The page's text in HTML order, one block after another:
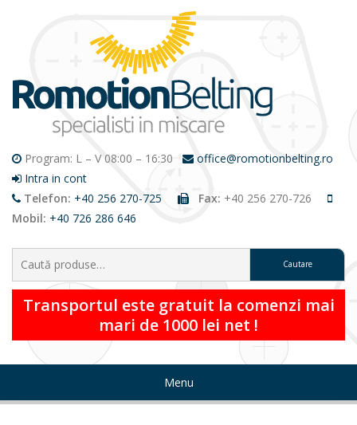
Program: L – V 08:00 – 16:30
office@romotionbelting.ro
Intra in cont
Telefon: +40 256 270-725 Fax: +40 256 270-726
Mobil: +40 726 286 646
Caută:
Transportul este gratuit la comenzi mai
mari de 1000 lei net !
Menu